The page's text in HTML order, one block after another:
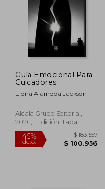
dcto. $ 70.500
Guía Emocional Para
Cuidadores
Elena Alameda Jackson
Alcala Grupo Editorial,
2020, 1 Edición, Tapa
Blanda, Nuevo